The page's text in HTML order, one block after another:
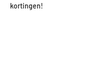
kortingen!